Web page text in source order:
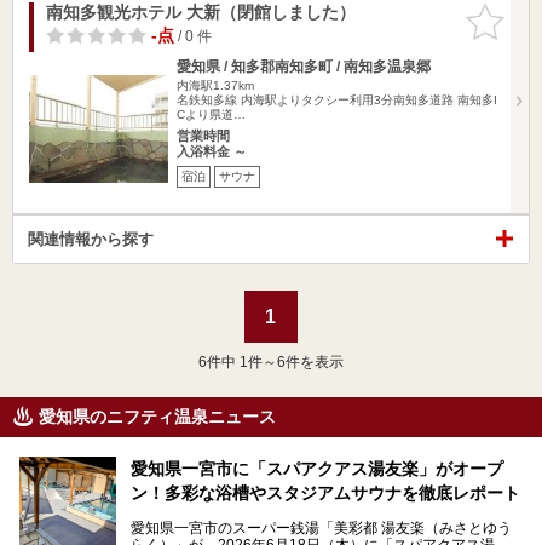
お気に入
りに追加
南知多観光ホテル 大新（閉館しました）
-点/ 0 件
愛知県 / 知多郡南知多町 / 南知多温泉郷
内海駅1.37km
名鉄知多線 内海駅よりタクシー利用3分南知多道路 南知多I
Cより県道…
営業時間
入浴料金 ～
宿泊 サウナ
関連情報から探す
1
6件中 1件～6件を表示
愛知県のニフティ温泉ニュース
愛知県一宮市に「スパアクアス湯友楽」がオープ
ン！多彩な浴槽やスタジアムサウナを徹底レポート
愛知県一宮市のスーパー銭湯「美彩都 湯友楽（みさとゆう